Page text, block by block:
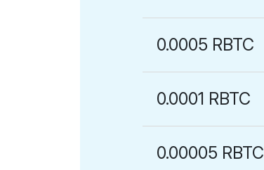
0.0005 RBTC
0.0001 RBTC
0.00005 RBTC